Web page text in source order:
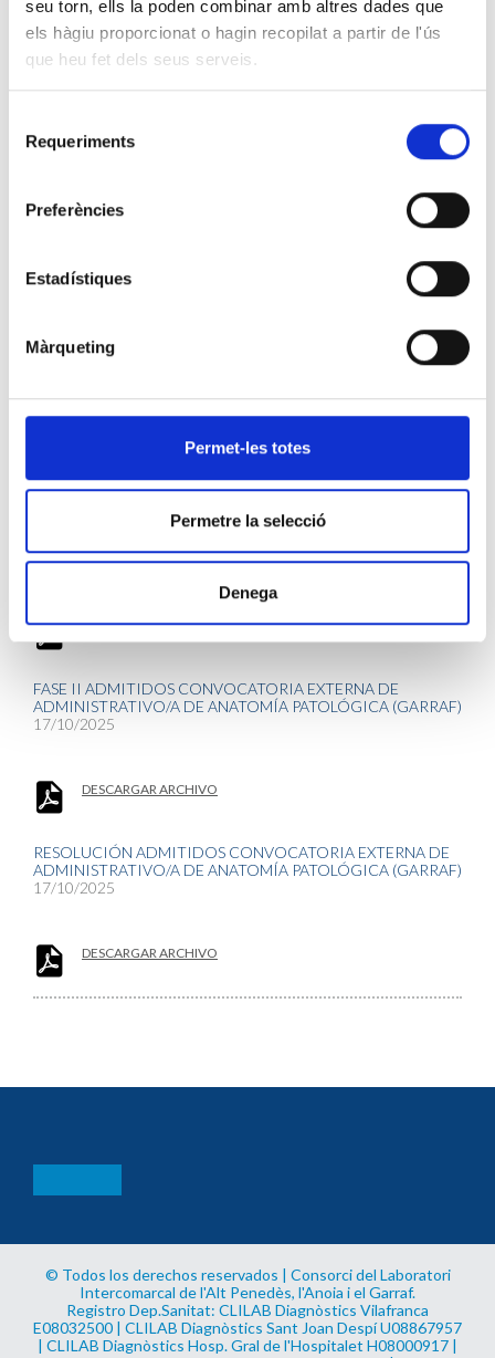
seu torn, ells la poden combinar amb altres dades que
els hàgiu proporcionat o hagin recopilat a partir de l'ús
que heu fet dels seus serveis.
Requeriments
Preferències
Estadístiques
Màrqueting
Permet-les totes
Permetre la selecció
Denega
INFORMACIÓN RELACIONADA
Bases convocatoria
DESCARGAR ARCHIVO
CV ESTANDARIZADO (catalan)
SOLICITUD DE ACCESO (catalan)
CV ESTANDARIZADO (castellano)
SOLICITUD DE ACCESO (castellano)
FASE I ADMITIDOS CONVOCATORIA EXTERNA DE
16/10/2025
DESCARGAR ARCHIVO
FASE II ADMITIDOS CONVOCATORIA EXTERNA DE
ADMINISTRATIVO/A DE ANATOMÍA PATOLÓGICA (GARRAF)
17/10/2025
DESCARGAR ARCHIVO
RESOLUCIÓN ADMITIDOS CONVOCATORIA EXTERNA DE
ADMINISTRATIVO/A DE ANATOMÍA PATOLÓGICA (GARRAF)
17/10/2025
DESCARGAR ARCHIVO
© Todos los derechos reservados | Consorci del Laboratori
Intercomarcal de l'Alt Penedès, l'Anoia i el Garraf.
Registro Dep.Sanitat: CLILAB Diagnòstics Vilafranca
E08032500 | CLILAB Diagnòstics Sant Joan Despí U08867957
| CLILAB Diagnòstics Hosp. Gral de l'Hospitalet H08000917 |